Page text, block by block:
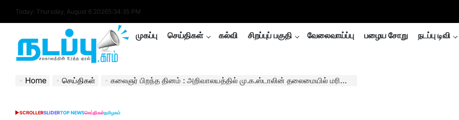
Today: Thursday, August 6 20265:34:35 PM
nadappu.com
முகப்பு செய்திகள் கல்வி சிறப்புப் பகுதி வேலைவாய்ப்பு பழைய சோறு நடப்பு டிவி
Home செய்திகள் கலைஞர் பிறந்த தினம் : அறிவாலயத்தில் மு.க.ஸ்டாலின் தலைமையில் மரியாதை..
POSTED
SCROLLERSLIDERTOP NEWSசெய்திகள்தமிழகம்